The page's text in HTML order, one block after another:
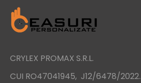
CRYLEX PROMAX S.R.L.
CUI RO47041945, J12/6478/2022.